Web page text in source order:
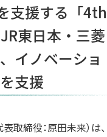
い
タ
ブ
で
開
き
す）
い
タ
ブ
で
き
す）
い
タ
で
き
す）
コ
ピ
ー
支援する「4th
東日本・三菱
イノベーショ
支援
取締役：原田未来）は、